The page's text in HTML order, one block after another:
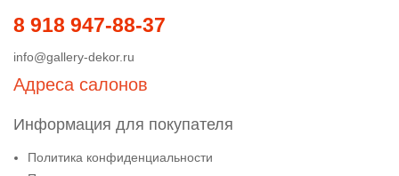
8 918 947-88-37
info@gallery-dekor.ru
Адреса салонов
Информация для покупателя
Политика конфиденциальности